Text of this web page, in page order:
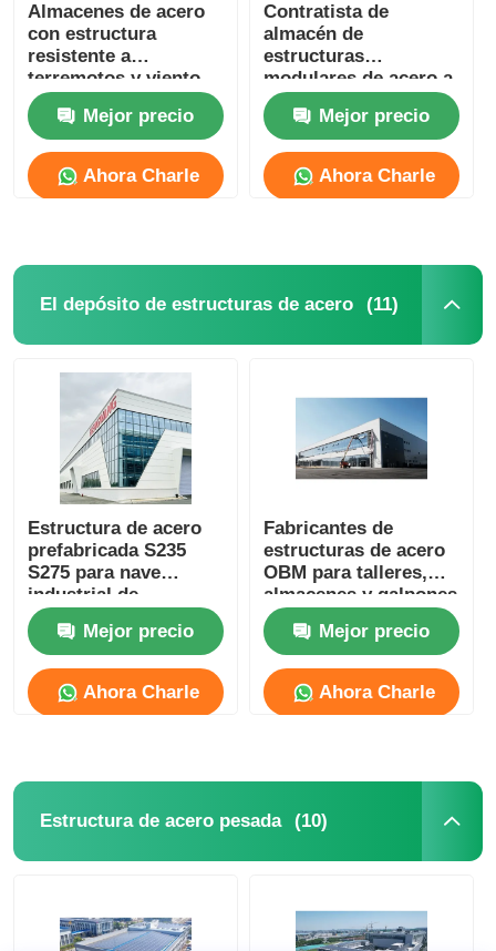
Almacenes de acero
con estructura
resistente a
terremotos y viento,
edificios de granero
OEM
Mejor precio
Ahora Charle
Contratista de
almacén de
estructuras
modulares de acero a
prueba de fuego
BREEAM certificado
Mejor precio
Ahora Charle
El depósito de estructuras de acero (11)
Estructura de acero
prefabricada S235
S275 para nave
industrial de
almacenamiento
Mejor precio
Ahora Charle
Fabricantes de
estructuras de acero
OBM para talleres,
almacenes y galpones
con estructura
metálicaMejor precio
Ahora Charle
Estructura de acero pesada (10)